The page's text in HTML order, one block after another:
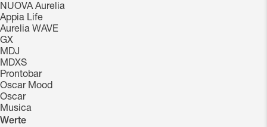
NUOVA Aurelia
Appia Life
Aurelia WAVE
GX
MDJ
MDXS
Prontobar
Oscar Mood
Oscar
Musica
Werte